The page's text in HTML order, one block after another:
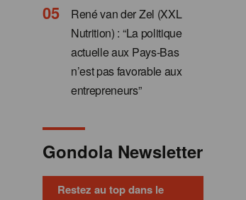
René van der Zel (XXL
Nutrition) : “La politique
actuelle aux Pays-Bas
n’est pas favorable aux
entrepreneurs”
Gondola Newsletter
Restez au top dans le